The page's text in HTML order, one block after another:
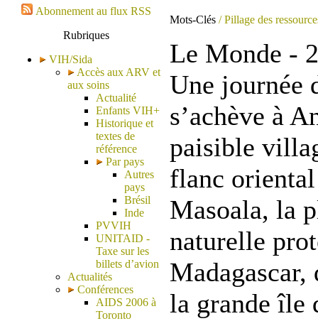
Abonnement au flux RSS
Rubriques
VIH/Sida
Accès aux ARV et
aux soins
Actualité
Enfants VIH+
Historique et
textes de
référence
Par pays
Autres
pays
Brésil
Inde
PVVIH
UNITAID -
Taxe sur les
billets d’avion
Actualités
Conférences
AIDS 2006 à
Toronto
Mots-Clés / Pillage des
Le Monde -
Une journée
s’achève à
paisible
flanc
Masoala, la
naturelle
Madagascar,
la grande île